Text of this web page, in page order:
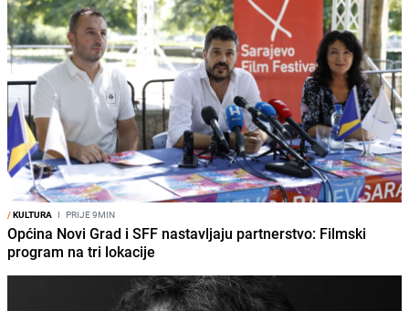
/KULTURA I PRIJE 9MIN
Općina Novi Grad i SFF nastavljaju partnerstvo: Filmski
program na tri lokacije